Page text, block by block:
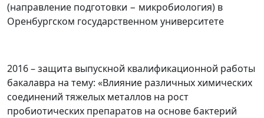
(направление подготовки − микробиология) в
Оренбургском государственном университете
2016 – защита выпускной квалификационной работы
бакалавра на тему: «Влияние различных химических
соединений тяжелых металлов на рост
пробиотических препаратов на основе бактерий